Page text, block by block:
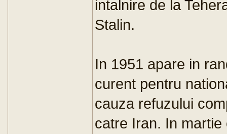
intalnire de la
Stalin.
In 1951 apare in
curent pentru
cauza refuzului
catre Iran. In